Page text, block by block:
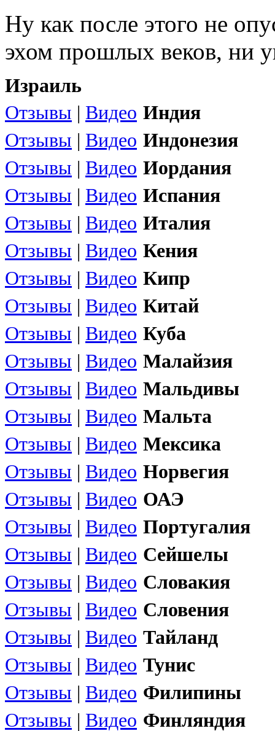
Ну как после этого не
эхом прошлых веков, ни
Израиль
Отзывы | Видео Индия
Отзывы | Видео Индонезия
Отзывы | Видео Иордания
Отзывы | Видео Испания
Отзывы | Видео Италия
Отзывы | Видео Кения
Отзывы | Видео Кипр
Отзывы | Видео Китай
Отзывы | Видео Куба
Отзывы | Видео Малайзия
Отзывы | Видео Мальдивы
Отзывы | Видео Мальта
Отзывы | Видео Мексика
Отзывы | Видео Норвегия
Отзывы | Видео ОАЭ
Отзывы | Видео Португалия
Отзывы | Видео Сейшелы
Отзывы | Видео Словакия
Отзывы | Видео Словения
Отзывы | Видео Тайланд
Отзывы | Видео Тунис
Отзывы | Видео Филипины
Отзывы | Видео Финляндия